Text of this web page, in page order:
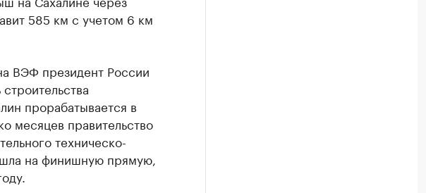
585 км с учетом 6 км
ВЭФ президент России
прорабатывается в
месяцев правительство
техническо-
на финишную прямую,